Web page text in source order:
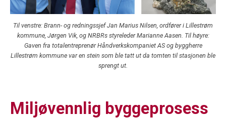
Til venstre: Brann- og redningssjef Jan Marius Nilsen, ordfører i Lillestrøm
kommune, Jørgen Vik, og NRBRs styreleder Marianne Aasen. Til høyre:
Gaven fra totalentreprenør Håndverkskompaniet AS og byggherre
Lillestrøm kommune var en stein som ble tatt ut da tomten til stasjonen ble
sprengt ut.
Miljøvennlig byggeprosess